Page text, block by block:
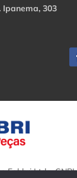
Ipanema, 303
Fabbri Ltda. CNPJ: